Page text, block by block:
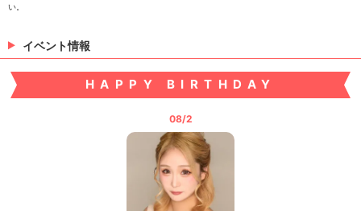
い。
イベント情報
HAPPY BIRTHDAY
08/2